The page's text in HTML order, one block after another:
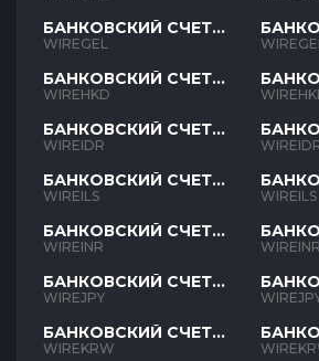
БАНКОВСКИЙ СЧЕТ
GEL
WIREGEL
БАНКОВСКИЙ СЧЕТ
HKD
WIREHKD
БАНКОВСКИЙ СЧЕТ
IDR
WIREIDR
БАНКОВСКИЙ СЧЕТ
ILS
WIREILS
БАНКОВСКИЙ СЧЕТ
INR
WIREINR
БАНКОВСКИЙ СЧЕТ
JPY
WIREJPY
БАНКОВСКИЙ СЧЕТ
KRW
WIREKRW
GEL
HKD
IDR
ILS
WIREILS
INR
WIREINR
JPY
KRW